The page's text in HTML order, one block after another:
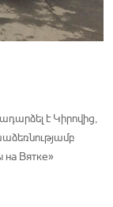
է Կիրովից,
на Вятке»